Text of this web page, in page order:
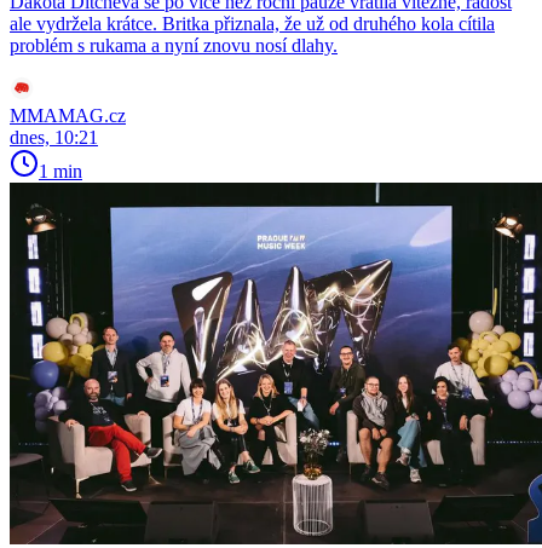
ale vydržela krátce. Britka přiznala, že už od druhého kola cítila
problém s rukama a nyní znovu nosí dlahy.
MMAMAG.cz
dnes, 10:21
1 min